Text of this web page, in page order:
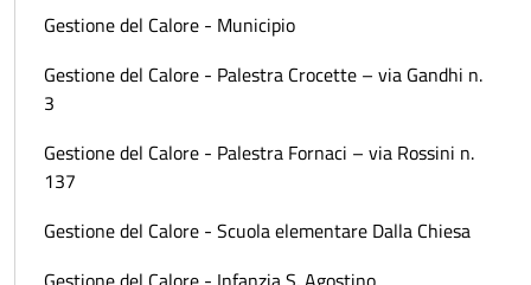
Gestione del Calore - Municipio
Gestione del Calore - Palestra Crocette – via Gandhi n.
3
Gestione del Calore - Palestra Fornaci – via Rossini n.
137
Gestione del Calore - Scuola elementare Dalla Chiesa